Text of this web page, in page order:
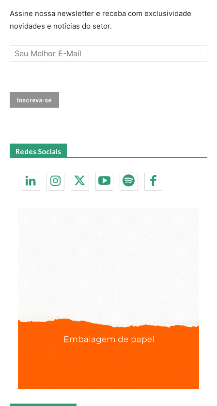
Assine nossa newsletter e receba com exclusividade
novidades e notícias do setor.
Redes Sociais